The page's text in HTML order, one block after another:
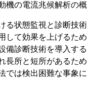
機の電流兆候解析の
る状態監視と診断
して効果を上げるた
備診断技術を導入す
長所と短所があるた
では検出困難な事象